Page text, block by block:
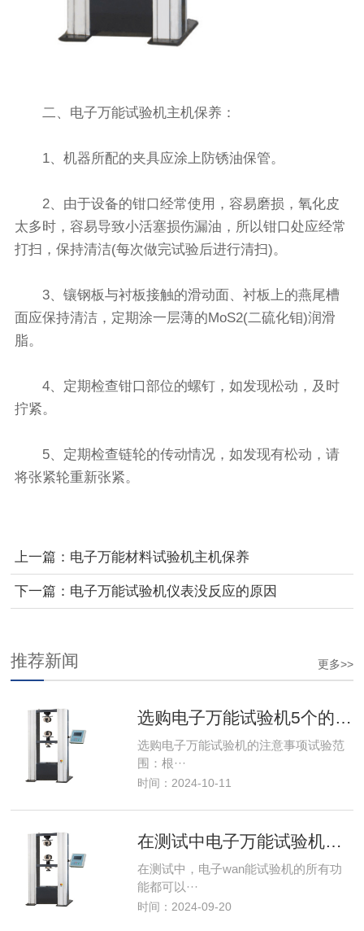
二、电子万能试验机主机保养：
1、机器所配的夹具应涂上防锈油保管。
2、由于设备的钳口经常使用，容易磨损，氧化皮
太多时，容易导致小活塞损伤漏油，所以钳口处应经常
打扫，保持清洁(每次做完试验后进行清扫)。
3、镶钢板与衬板接触的滑动面、衬板上的燕尾槽
面应保持清洁，定期涂一层薄的MoS2(二硫化钼)润滑
脂。
4、定期检查钳口部位的螺钉，如发现松动，及时
拧紧。
5、定期检查链轮的传动情况，如发现有松动，请
将张紧轮重新张紧。
上一篇： 电子万能材料试验机主机保养
下一篇： 电子万能试验机仪表没反应的原因
更多>>
推荐新闻
选购电子万能试验机5个的注意事项
选购电子万能试验机的注意事项试验范
围：根···
时间：2024-10-11
在测试中电子万能试验机功能使用
在测试中，电子wan能试验机的所有功
能都可以···
时间：2024-09-20